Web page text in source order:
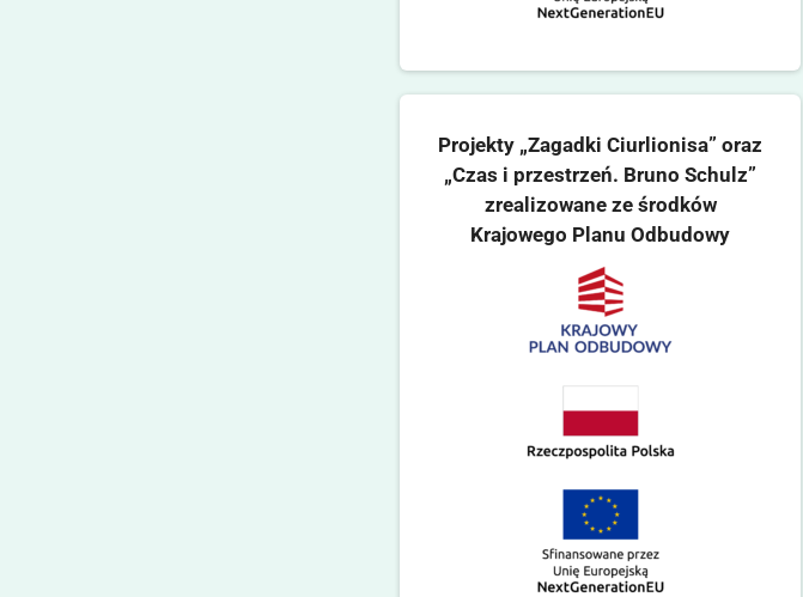
Projekty „Zagadki Ciurlionisa” oraz
„Czas i przestrzeń. Bruno Schulz”
zrealizowane ze środków
Krajowego Planu Odbudowy